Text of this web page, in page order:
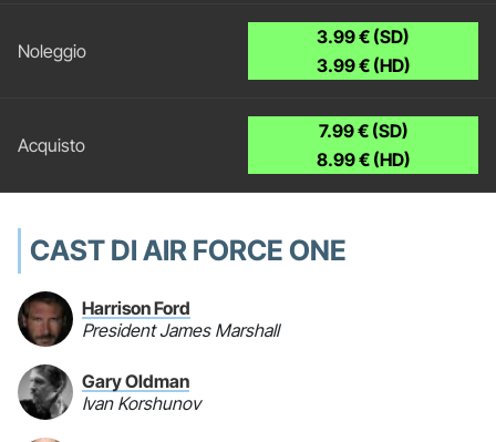
3.99 € (SD)
3.99 € (HD)
7.99 € (SD)
8.99 € (HD)
CAST DI AIR FORCE ONE
Harrison Ford
President James Marshall
Gary Oldman
Ivan Korshunov